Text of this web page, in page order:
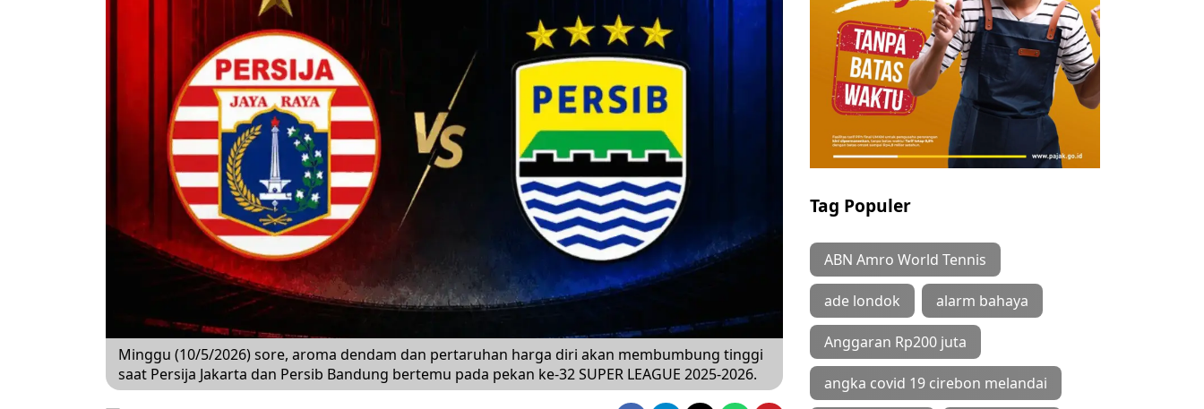
Minggu (10/5/2026) sore, aroma dendam dan pertaruhan harga diri akan membumbung tinggi
saat Persija Jakarta dan Persib Bandung bertemu pada pekan ke-32 SUPER LEAGUE 2025-2026.
Tag Populer
ABN Amro World Tennis
ade londok alarm bahaya
Anggaran Rp200 juta
angka covid 19 cirebon melandai